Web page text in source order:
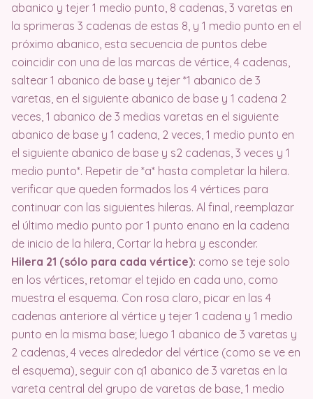
abanico y tejer 1 medio punto, 8 cadenas, 3 varetas en
la sprimeras 3 cadenas de estas 8, y 1 medio punto en el
próximo abanico, esta secuencia de puntos debe
coincidir con una de las marcas de vértice, 4 cadenas,
saltear 1 abanico de base y tejer *1 abanico de 3
varetas, en el siguiente abanico de base y 1 cadena 2
veces, 1 abanico de 3 medias varetas en el siguiente
abanico de base y 1 cadena, 2 veces, 1 medio punto en
el siguiente abanico de base y s2 cadenas, 3 veces y 1
medio punto*. Repetir de *a* hasta completar la hilera.
verificar que queden formados los 4 vértices para
continuar con las siguientes hileras. Al final, reemplazar
el último medio punto por 1 punto enano en la cadena
de inicio de la hilera, Cortar la hebra y esconder.
Hilera 21 (sólo para cada vértice): como se teje solo
en los vértices, retomar el tejido en cada uno, como
muestra el esquema. Con rosa claro, picar en las 4
cadenas anteriore al vértice y tejer 1 cadena y 1 medio
punto en la misma base; luego 1 abanico de 3 varetas y
2 cadenas, 4 veces alrededor del vértice (como se ve en
el esquema), seguir con q1 abanico de 3 varetas en la
vareta central del grupo de varetas de base, 1 medio